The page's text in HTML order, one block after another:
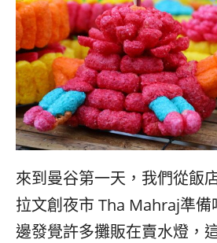
來到曼谷第一天，我們從飯
拉文創夜市 Tha Mahraj準
邊發覺許多攤販在賣水燈，